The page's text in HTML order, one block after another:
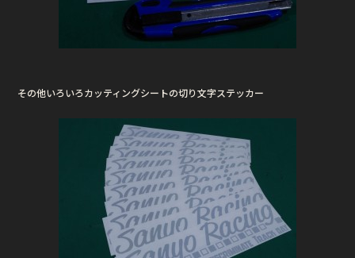
その他いろいろカッティングシートの切り文字ステッカー